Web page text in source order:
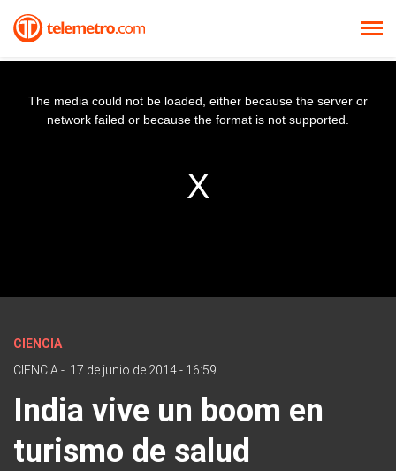
The media could not be loaded, either because the server or
network failed or because the format is not supported.
CIENCIA
CIENCIA - 17 de junio de 2014 - 16:59
India vive un boom en
turismo de salud